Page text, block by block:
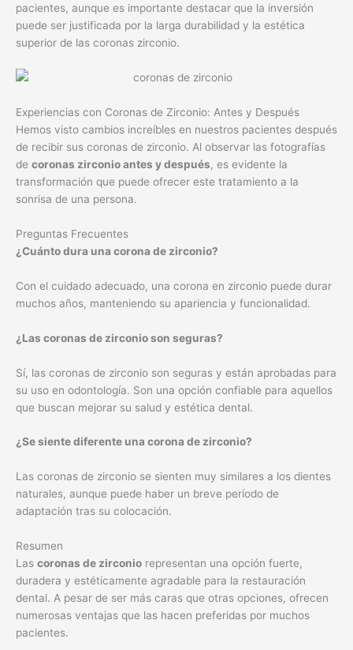
pacientes, aunque es importante destacar que la inversión
puede ser justificada por la larga durabilidad y la estética
superior de las coronas zirconio.
Experiencias con Coronas de Zirconio: Antes y Después
Hemos visto cambios increíbles en nuestros pacientes después
de recibir sus coronas de zirconio. Al observar las fotografías
de coronas zirconio antes y después, es evidente la
transformación que puede ofrecer este tratamiento a la
sonrisa de una persona.
Preguntas Frecuentes
¿Cuánto dura una corona de zirconio?
Con el cuidado adecuado, una corona en zirconio puede durar
muchos años, manteniendo su apariencia y funcionalidad.
¿Las coronas de zirconio son seguras?
Sí, las coronas de zirconio son seguras y están aprobadas para
su uso en odontología. Son una opción confiable para aquellos
que buscan mejorar su salud y estética dental.
¿Se siente diferente una corona de zirconio?
Las coronas de zirconio se sienten muy similares a los dientes
naturales, aunque puede haber un breve período de
adaptación tras su colocación.
Resumen
Las coronas de zirconio representan una opción fuerte,
duradera y estéticamente agradable para la restauración
dental. A pesar de ser más caras que otras opciones, ofrecen
numerosas ventajas que las hacen preferidas por muchos
pacientes.